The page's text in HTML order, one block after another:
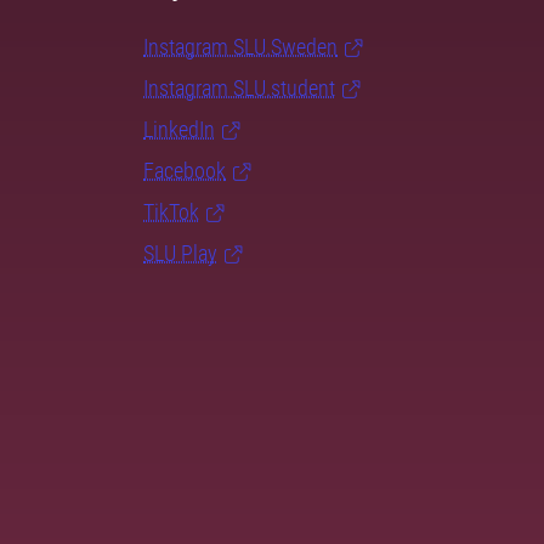
Instagram SLU.Sweden
Instagram SLU.student
LinkedIn
Facebook
TikTok
SLU Play